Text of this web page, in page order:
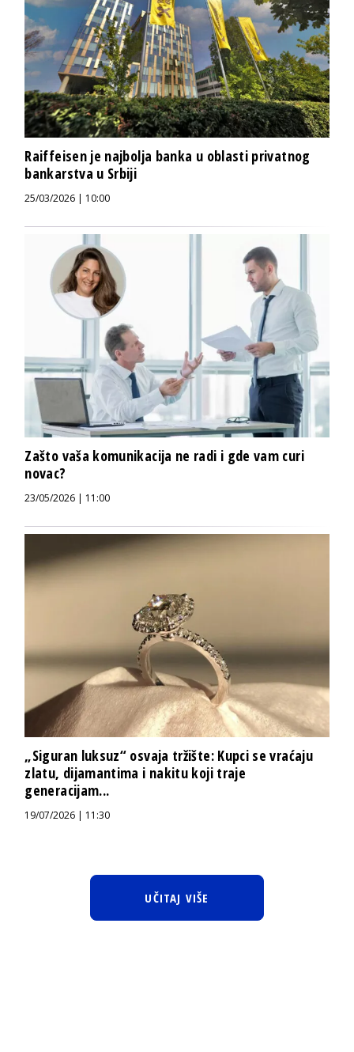
Raiffeisen je najbolja banka u oblasti privatnog
bankarstva u Srbiji
25/03/2026 | 10:00
Zašto vaša komunikacija ne radi i gde vam curi
novac?
23/05/2026 | 11:00
„Siguran luksuz“ osvaja tržište: Kupci se vraćaju
zlatu, dijamantima i nakitu koji traje
generacijam...
19/07/2026 | 11:30
UČITAJ VIŠE